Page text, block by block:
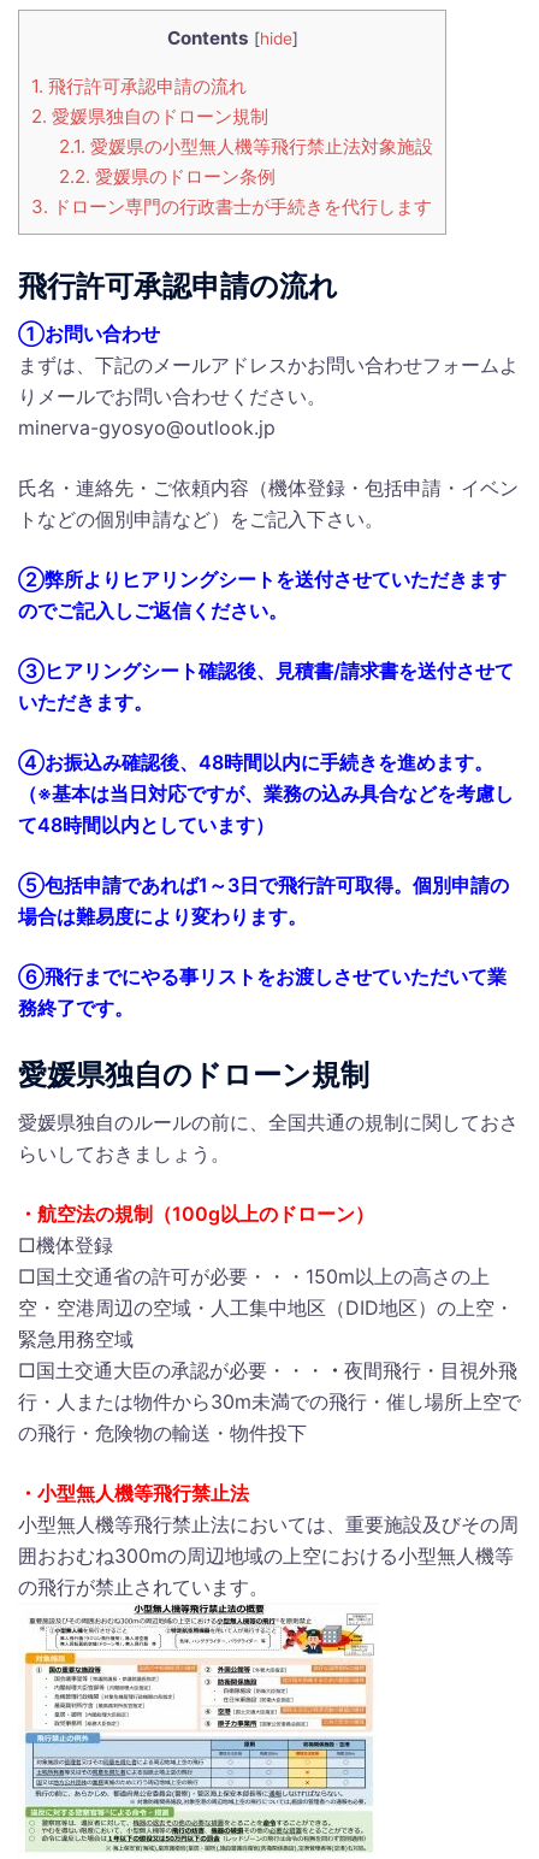
Contents [hide]
1. 飛行許可承認申請の流れ
2. 愛媛県独自のドローン規制
2.1. 愛媛県の小型無人機等飛行禁止法対象施設
2.2. 愛媛県のドローン条例
3. ドローン専門の行政書士が手続きを代行します
飛行許可承認申請の流れ
①お問い合わせ
まずは、下記のメールアドレスかお問い合わせフォームよ
りメールでお問い合わせください。
minerva-gyosyo@outlook.jp
氏名・連絡先・ご依頼内容（機体登録・包括申請・イベン
トなどの個別申請など）をご記入下さい。
②弊所よりヒアリングシートを送付させていただきます
のでご記入しご返信ください。
③ヒアリングシート確認後、見積書/請求書を送付させて
いただきます。
④お振込み確認後、48時間以内に手続きを進めます。
（※基本は当日対応ですが、業務の込み具合などを考慮し
て48時間以内としています）
⑤包括申請であれば1～3日で飛行許可取得。個別申請の
場合は難易度により変わります。
⑥飛行までにやる事リストをお渡しさせていただいて業
務終了です。
愛媛県独自のドローン規制
愛媛県独自のルールの前に、全国共通の規制に関しておさ
らいしておきましょう。
・航空法の規制（100g以上のドローン）
□機体登録
□国土交通省の許可が必要・・・150m以上の高さの上
空・空港周辺の空域・人工集中地区（DID地区）の上空・
緊急用務空域
□国土交通大臣の承認が必要・・・
・ 夜間飛行・目視外飛
行・人または物件から30m未満での飛行・催し場所上空で
の飛行・危険物の輸送・物件投下
・小型無人機等飛行禁止法
小型無人機等飛行禁止法においては、 重要施設及びその周
囲おおむね300mの周辺地域の上空における小型無人機等
の飛行が禁止 されています。